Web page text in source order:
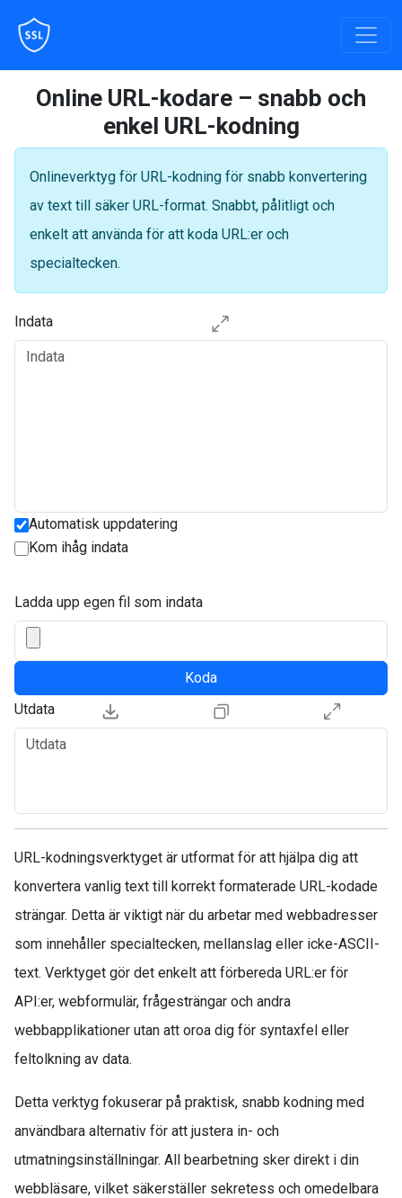
Online URL-kodare – snabb och
enkel URL-kodning
Onlineverktyg för URL-kodning för snabb konvertering
av text till säker URL-format. Snabbt, pålitligt och
enkelt att använda för att koda URL:er och
specialtecken.
Indata
Automatisk uppdatering
Kom ihåg indata
Ladda upp egen fil som indata
Koda
Utdata
URL-kodningsverktyget är utformat för att hjälpa dig att
konvertera vanlig text till korrekt formaterade URL-kodade
strängar. Detta är viktigt när du arbetar med webbadresser
som innehåller specialtecken, mellanslag eller icke-ASCII-
text. Verktyget gör det enkelt att förbereda URL:er för
API:er, webformulär, frågesträngar och andra
webbapplikationer utan att oroa dig för syntaxfel eller
feltolkning av data.
Detta verktyg fokuserar på praktisk, snabb kodning med
användbara alternativ för att justera in- och
utmatningsinställningar. All bearbetning sker direkt i din
webbläsare, vilket säkerställer sekretess och omedelbara